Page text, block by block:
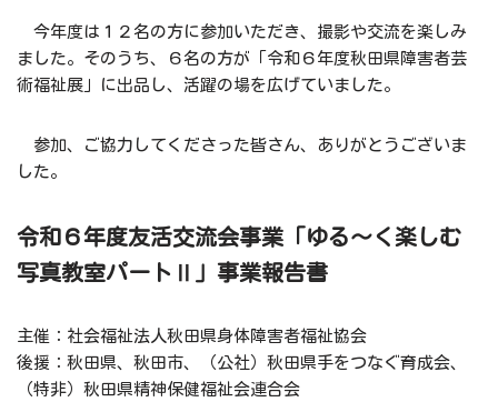
今年度は１２名の方に参加いただき、撮影や交流を楽しみ
ました。そのうち、６名の方が「令和６年度秋田県障害者芸
術福祉展」に出品し、活躍の場を広げていました。
参加、ご協力してくださった皆さん、ありがとうございま
した。
令和６年度友活交流会事業「ゆる～く楽しむ
写真教室パートⅡ」事業報告書
主催：社会福祉法人秋田県身体障害者福祉協会
後援：秋田県、秋田市、（公社）秋田県手をつなぐ育成会、
（特非）秋田県精神保健福祉会連合会